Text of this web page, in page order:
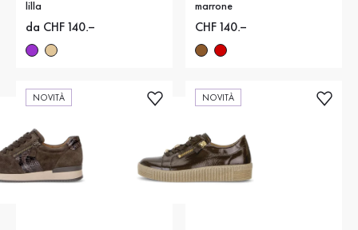
lilla
Nuovo prezzo
da CHF 140.–
marrone
Nuovo prezzo
CHF 140.–
NOVITÀ NOVITÀ